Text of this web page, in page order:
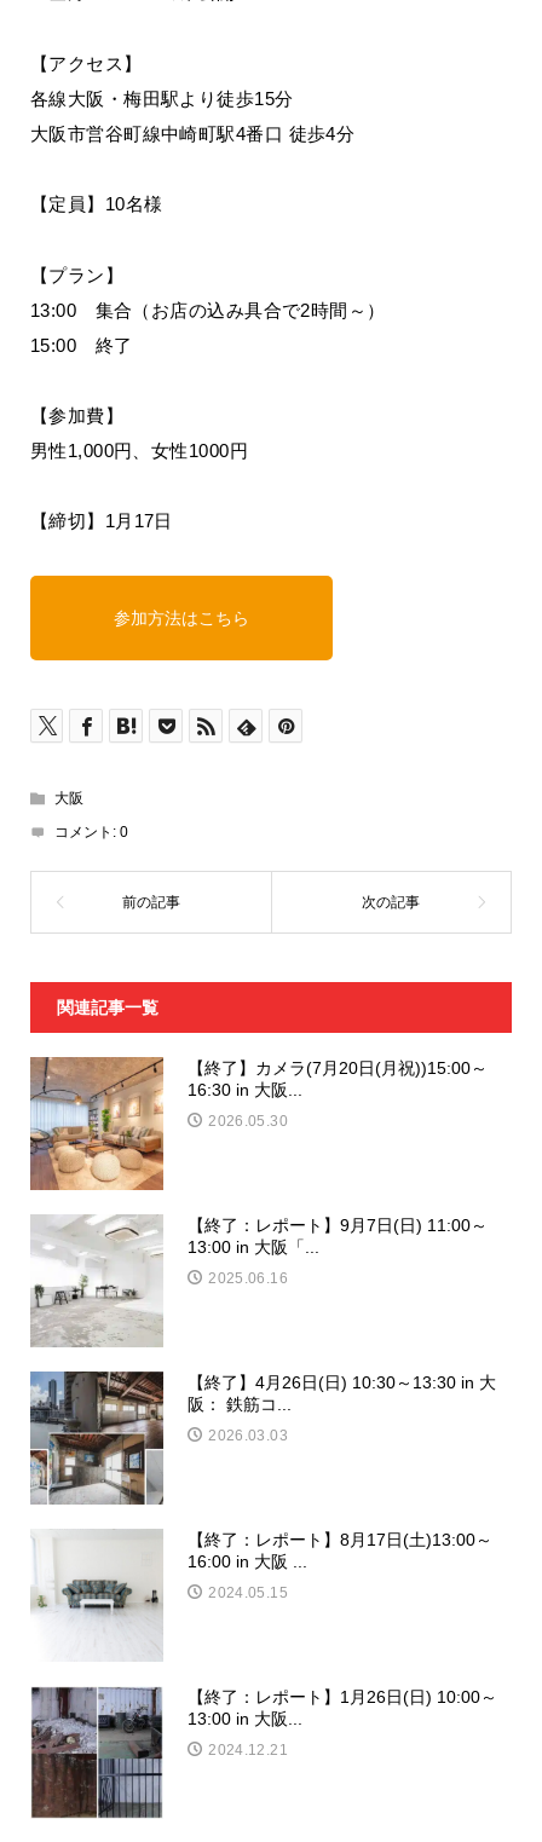
【アクセス】
各線大阪・梅田駅より徒歩15分
大阪市営谷町線中崎町駅4番口 徒歩4分
【定員】10名様
【プラン】
13:00 集合（お店の込み具合で2時間～）
15:00 終了
【参加費】
男性1,000円、女性1000円
【締切】1月17日
参加方法はこちら
大阪
コメント: 0
関連記事一覧
【終了】カメラ(7月20日(月祝))15:00～
16:30 in 大阪...
2026.05.30
【終了：レポート】9月7日(日) 11:00～
13:00 in 大阪「...
2025.06.16
【終了】4月26日(日) 10:30～13:30 in 大
阪： 鉄筋コ...
2026.03.03
【終了：レポート】8月17日(土)13:00～
16:00 in 大阪 ...
2024.05.15
【終了：レポート】1月26日(日) 10:00～
13:00 in 大阪...
2024.12.21